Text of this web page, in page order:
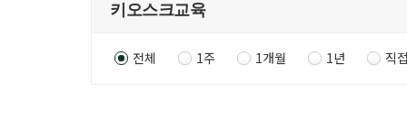
전체 1주 1개월 1년 직